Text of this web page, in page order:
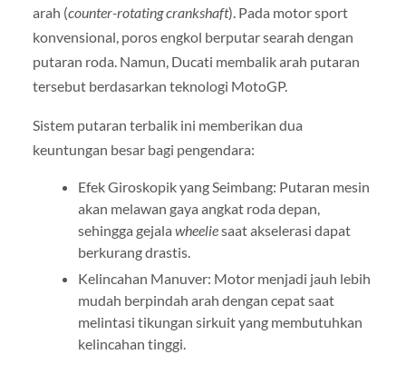
arah (counter-rotating crankshaft). Pada motor sport
konvensional, poros engkol berputar searah dengan
putaran roda. Namun, Ducati membalik arah putaran
tersebut berdasarkan teknologi MotoGP.
Sistem putaran terbalik ini memberikan dua
keuntungan besar bagi pengendara:
Efek Giroskopik yang Seimbang: Putaran mesin
akan melawan gaya angkat roda depan,
sehingga gejala wheeliesaat akselerasi dapat
berkurang drastis.
Kelincahan Manuver: Motor menjadi jauh lebih
mudah berpindah arah dengan cepat saat
melintasi tikungan sirkuit yang membutuhkan
kelincahan tinggi.